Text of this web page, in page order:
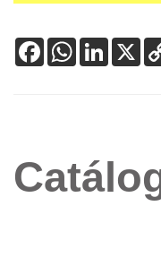
FacebookWhatsApp
LinkedIn
X